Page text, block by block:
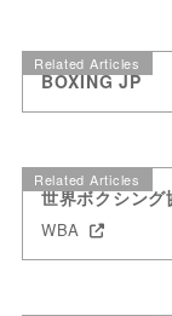
Related Articles
BOXING JP
Related Articles
世界ボクシング
WBA